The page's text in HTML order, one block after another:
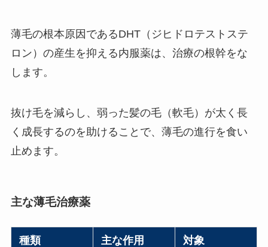
薄毛の根本原因であるDHT（ジヒドロテストステ
ロン）の産生を抑える内服薬は、治療の根幹をな
します。
抜け毛を減らし、弱った髪の毛（軟毛）が太く長
く成長するのを助けることで、薄毛の進行を食い
止めます。
主な薄毛治療薬
種類 主な作用 対象